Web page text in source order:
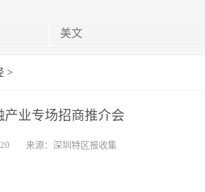
美文
>
产业专场招商推介会
来源：深圳特区报收集